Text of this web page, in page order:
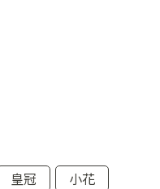
皇冠 小花